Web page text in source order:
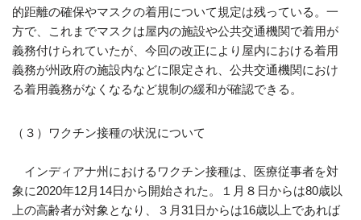
的距離の確保やマスクの着用について規定は残っている。一
方で、これまでマスクは屋内の施設や公共交通機関で着用が
義務付けられていたが、今回の改正により屋内における着用
義務が州政府の施設内などに限定され、公共交通機関におけ
る着用義務がなくなるなど規制の緩和が確認できる。
（３）ワクチン接種の状況について
インディアナ州におけるワクチン接種は、医療従事者を対
象に2020年12月14日から開始された。１月８日からは80歳以
上の高齢者が対象となり、３月31日からは16歳以上であれば